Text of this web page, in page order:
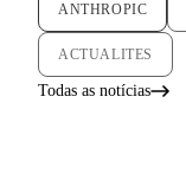
ANTHROPIC
ACTUALITES
Todas as notícias